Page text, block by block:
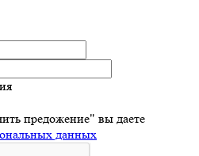
предожение" вы даете
данных